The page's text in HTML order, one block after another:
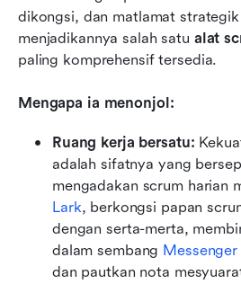
dikongsi, dan matlamat
menjadikannya salah satu alat
paling komprehensif tersedia.
Mengapa ia menonjol:
Ruang kerja bersatu:
adalah sifatnya yang
mengadakan scrum harian
Lark, berkongsi papan
dengan serta-merta,
dalam sembang Messenger
dan pautkan nota